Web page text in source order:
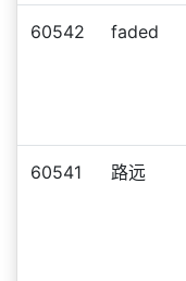
60542 faded
60541 路远